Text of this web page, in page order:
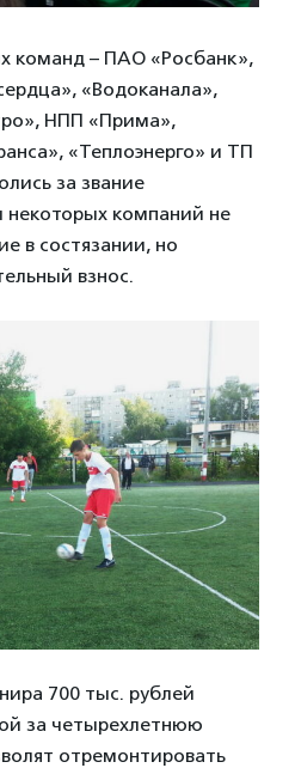
команд – ПАО «Росбанк»,
«Водоканала»,
НПП «Прима»,
«Теплоэнерго» и ТП
за звание
компаний не
в состязании, но
взнос.
700 тыс. рублей
за четырехлетнюю
отремонтировать